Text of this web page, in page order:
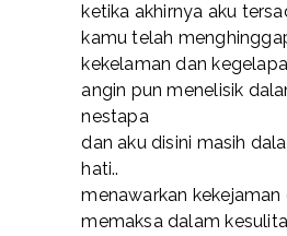
ketika akhirnya aku
kamu telah
kekelaman dan
angin pun menelisik
nestapa
dan aku disini masih
hati..
menawarkan kekejaman
memaksa dalam